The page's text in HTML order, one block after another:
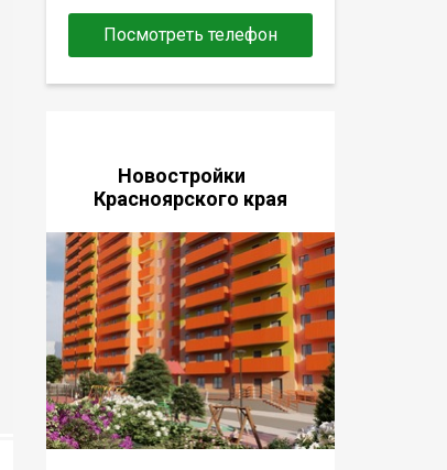
Посмотреть телефон
Новостройки
Красноярского края